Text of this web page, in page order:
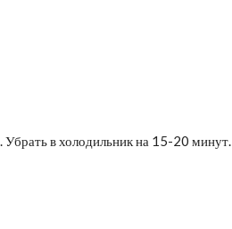
Убрать в холодильник на 15-20 минут.